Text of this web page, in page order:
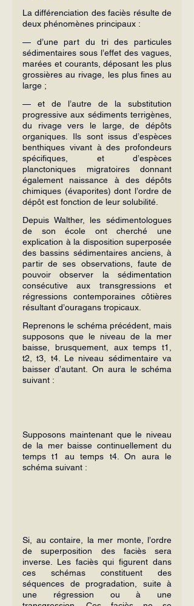
La différenciation des faciès résulte de
deux phénomènes principaux :
— d’une part du tri des particules
sédimentaires sous l’effet des vagues,
marées et courants, déposant les plus
grossières au rivage, les plus fines au
large ;
— et de l’autre de la substitution
progressive aux sédiments terrigènes,
du rivage vers le large, de dépôts
organiques. Ils sont issus d’espèces
benthiques vivant à des profondeurs
spécifiques, et d’espèces
planctoniques migratoires donnant
également naissance à des dépôts
chimiques (évaporites) dont l’ordre de
dépôt est fonction de leur solubilité.
Depuis Walther, les sédimentologues
de son école ont cherché une
explication à la disposition superposée
des bassins sédimentaires anciens, à
partir de ses observations, faute de
pouvoir observer la sédimentation
consécutive aux transgressions et
régressions contemporaines côtières
résultant d’ouragans tropicaux.
Reprenons le schéma précédent, mais
supposons que le niveau de la mer
baisse, brusquement, aux temps t1,
t2, t3, t4. Le niveau sédimentaire va
baisser d’autant. On aura le schéma
suivant :
Supposons maintenant que le niveau
de la mer baisse continuellement du
temps t1 au temps t4. On aura le
schéma suivant :
Si, au contaire, la mer monte, l’ordre
de superposition des faciès sera
inverse. Les faciès qui figurent dans
ces schémas constituent des
séquences de progradation, suite à
une régression ou à une